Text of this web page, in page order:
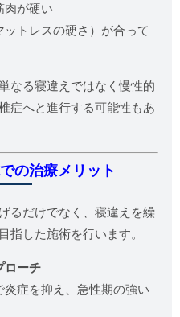
肉が硬い
トレスの硬さ）が合って
なる寝違えではなく慢性的
症へと進行する可能性もあ
の治療メリット
るだけでなく、寝違えを繰
指した施術を行います。
ローチ
症を抑え、急性期の強い